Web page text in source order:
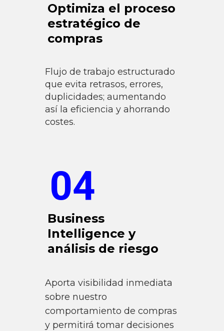
Optimiza el proceso
estratégico de
compras
Flujo de trabajo estructurado
que evita retrasos, errores,
duplicidades; aumentando
así la eficiencia y ahorrando
costes.
04
Business
Intelligence y
análisis de riesgo
Aporta visibilidad inmediata
sobre nuestro
comportamiento de compras
y permitirá tomar decisiones